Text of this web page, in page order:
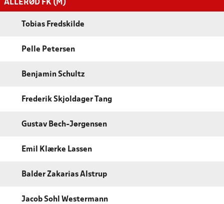
ALLERØD FK (M)
Tobias Fredskilde
Pelle Petersen
Benjamin Schultz
Frederik Skjoldager Tang
Gustav Bech-Jørgensen
Emil Klærke Lassen
Balder Zakarias Alstrup
Jacob Sohl Westermann